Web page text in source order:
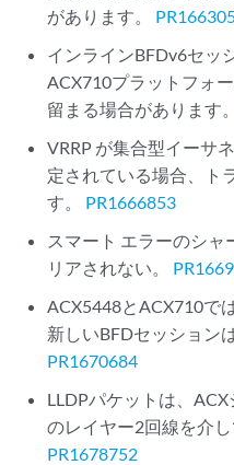
があります。
インラインBFDv6セッ
ACX710プラットフォ
留まる場合があります。
VRRP が集合型イーサ
定されている場合、ト
す。 PR1666853
スマート エラーのシャ
リアされない。
ACX5448とACX710で
新しいBFDセッション
PR1670684
LLDPパケットは、
のレイヤー2回線を介し
PR1678752